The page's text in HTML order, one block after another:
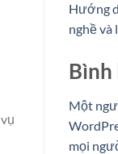
Hướng
nghề và
Bình
Một
mọi